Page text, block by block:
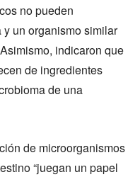
no pueden
un organismo similar
indicaron que
de ingredientes
de una
de microorganismos
“juegan un papel